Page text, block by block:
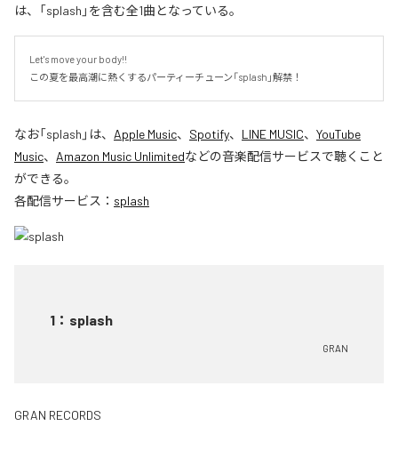
は、「splash」を含む全1曲となっている。
Let's move your body!!
この夏を最高潮に熱くするパーティーチューン「splash」解禁！
なお「splash 」は、 Apple Music、 Spotify、 LINE MUSIC、 YouTube
Music、 Amazon Music Unlimitedなどの音楽配信サービスで聴くこと
ができる。
各配信サービス： splash
1 ： splash
GRAN
GRAN RECORDS